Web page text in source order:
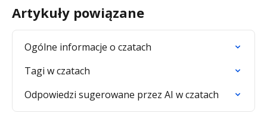
Artykuły powiązane
Ogólne informacje o czatach
Tagi w czatach
Odpowiedzi sugerowane przez AI w czatach